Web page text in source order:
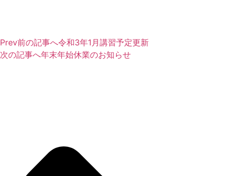
Prev前の記事へ令和3年1月講習予定更新
次の記事へ年末年始休業のお知らせ